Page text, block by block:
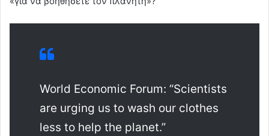
World Economic Forum: “Scientists
are urging us to wash our clothes
less to help the planet.”